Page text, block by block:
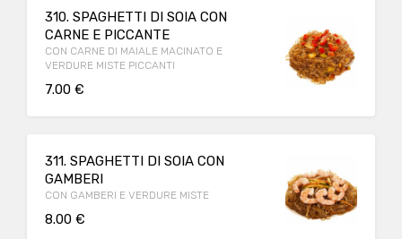
310. SPAGHETTI DI SOIA CON
CARNE E PICCANTE
CON CARNE DI MAIALE MACINATO E
VERDURE MISTE PICCANTI
7.00 €
311. SPAGHETTI DI SOIA CON
GAMBERI
CON GAMBERI E VERDURE MISTE
8.00 €